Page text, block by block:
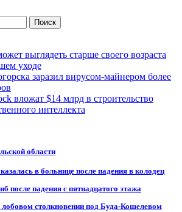
выглядеть старше своего возраста
уходе
заразил вирусом-майнером более
вложат $14 млрд в строительство
интеллекта
области
в больнице после падения в колодец
после падения с пятнадцатого этажа
лобовом столкновении под Буда-Кошелевом